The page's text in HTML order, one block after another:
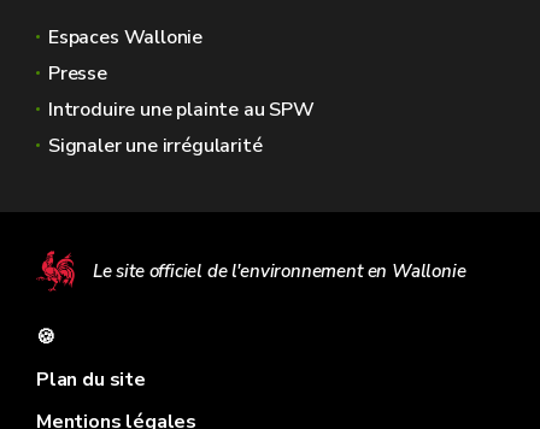
Espaces Wallonie
Presse
Introduire une plainte au SPW
Signaler une irrégularité
Le site officiel de l'environnement en Wallonie
🍪
Plan du site
Mentions légales